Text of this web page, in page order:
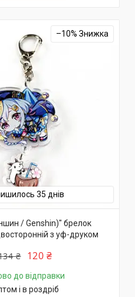
–10%
35 днів
/ Genshin)" брелок
з уф-друком
₴ 120 ₴
до відправки
і в роздріб